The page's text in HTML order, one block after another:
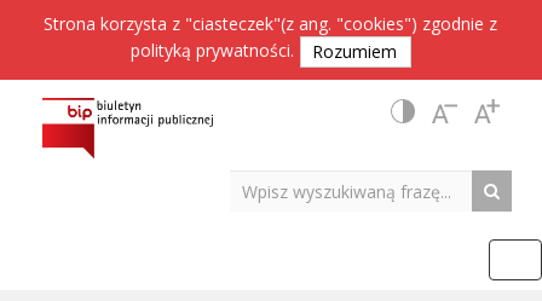
Strona korzysta z "ciasteczek"(z ang. "cookies") zgodnie z
polityką prywatności. Rozumiem